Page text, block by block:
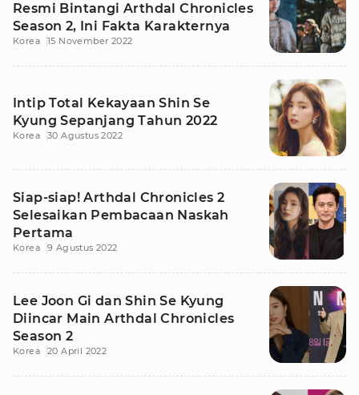
Resmi Bintangi Arthdal Chronicles
Season 2, Ini Fakta Karakternya
Korea 15 November 2022
Intip Total Kekayaan Shin Se
Kyung Sepanjang Tahun 2022
Korea 30 Agustus 2022
Siap-siap! Arthdal Chronicles 2
Selesaikan Pembacaan Naskah
Pertama
Korea 9 Agustus 2022
Lee Joon Gi dan Shin Se Kyung
Diincar Main Arthdal Chronicles
Season 2
Korea 20 April 2022